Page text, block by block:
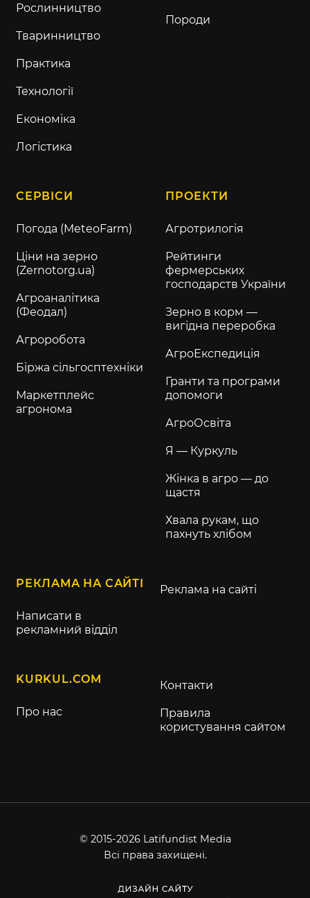
Рослинництво
Тваринництво
Практика
Технології
Економіка
Логістика
Породи
СЕРВІСИ
Погода (MeteoFarm)
Ціни на зерно
(Zernotorg.ua)
Агроаналітика
(Феодал)
Агроробота
Біржа сільгосптехніки
Маркетплейс
агронома
ПРОЕКТИ
Агротрилогія
Рейтинги
фермерських
господарств України
Зерно в корм —
вигідна переробка
АгроЕкспедиція
Гранти та програми
допомоги
АгроОсвіта
Я — Куркуль
Жінка в агро — до
щастя
Хвала рукам, що
пахнуть хлібом
РЕКЛАМА НА САЙТІ
Написати в
рекламний відділ
Реклама на сайті
KURKUL.COM
Про нас
Контакти
Правила
користування сайтом
© 2015-2026 Latifundist Media
Всі права захищені.